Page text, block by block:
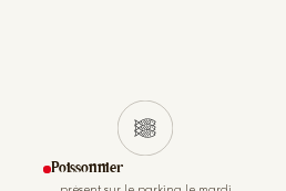
Poissonnier